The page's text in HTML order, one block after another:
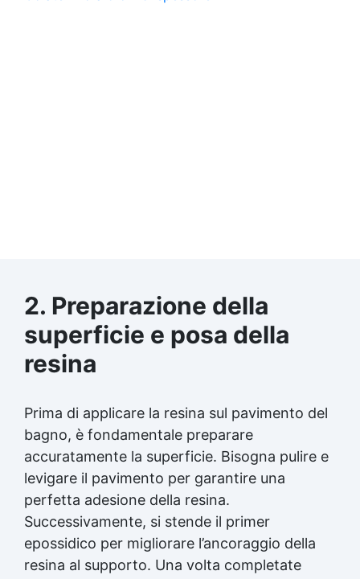
2. Preparazione della
superficie e posa della
resina
Prima di applicare la resina sul pavimento del
bagno, è fondamentale preparare
accuratamente la superficie. Bisogna pulire e
levigare il pavimento per garantire una
perfetta adesione della resina.
Successivamente, si stende il primer
epossidico per migliorare l’ancoraggio della
resina al supporto. Una volta completate